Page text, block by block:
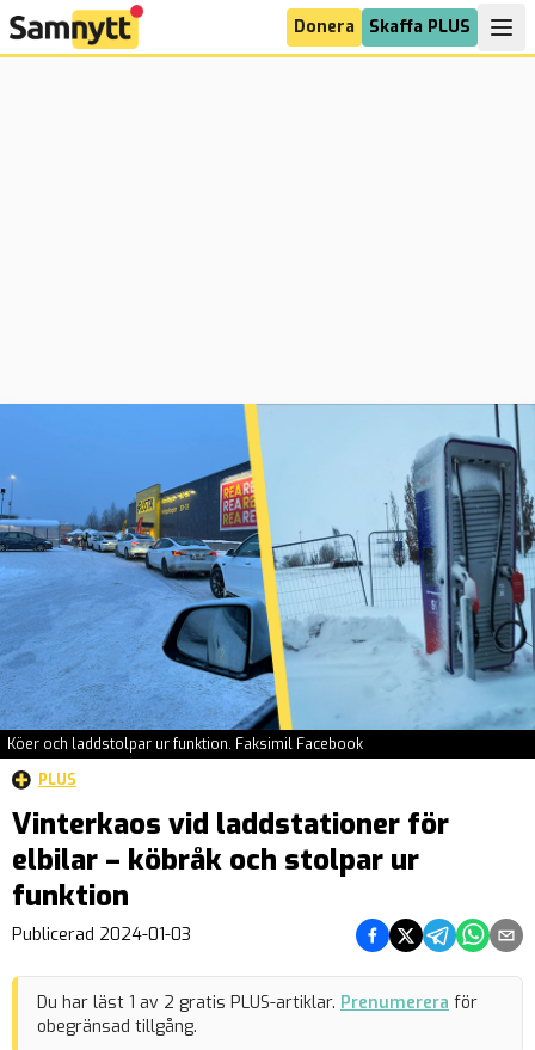
Donera Skaffa PLUS
Köer och laddstolpar ur funktion. Faksimil Facebook
PLUS
Vinterkaos vid laddstationer för
elbilar – köbråk och stolpar ur
funktion
Publicerad 2024-01-03 Dela på Facebook
Dela på Twitter
Dela påDela på
Dela
Du har läst 1 av 2 gratis PLUS-artiklar. Prenumerera för
obegränsad tillgång.